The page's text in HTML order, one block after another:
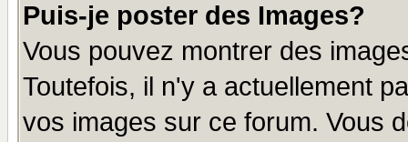
Puis-je poster des Images?
Vous pouvez montrer des
Toutefois, il n'y a actuellement
vos images sur ce forum. Vous